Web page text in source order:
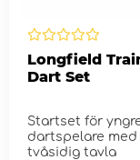
Longfield
Dart Set
Startset för
dartspelare med
tvåsidig tavla